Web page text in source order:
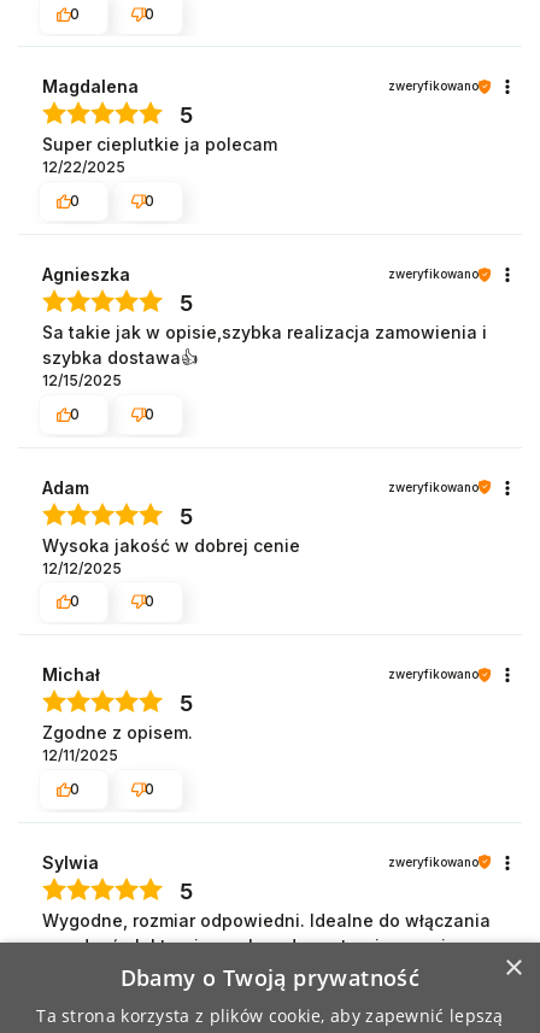
0
0
Magdalena zweryfikowano
5
Super cieplutkie ja polecam
12/22/2025
0
0
Agnieszka zweryfikowano
5
Sa takie jak w opisie,szybka realizacja zamowienia i
szybka dostawa👍️
12/15/2025
0
0
Adam zweryfikowano
5
Wysoka jakość w dobrej cenie
12/12/2025
0
0
Michał zweryfikowano
5
Zgodne z opisem.
12/11/2025
0
0
Sylwia zweryfikowano
5
Wygodne, rozmiar odpowiedni. Idealne do włączania
urządzeń elektronicznych podczas treningu - nie
trzeba zdejmować
0
0
×
Dbamy o Twoją prywatność
Ta strona korzysta z plików cookie, aby zapewnić lepszą